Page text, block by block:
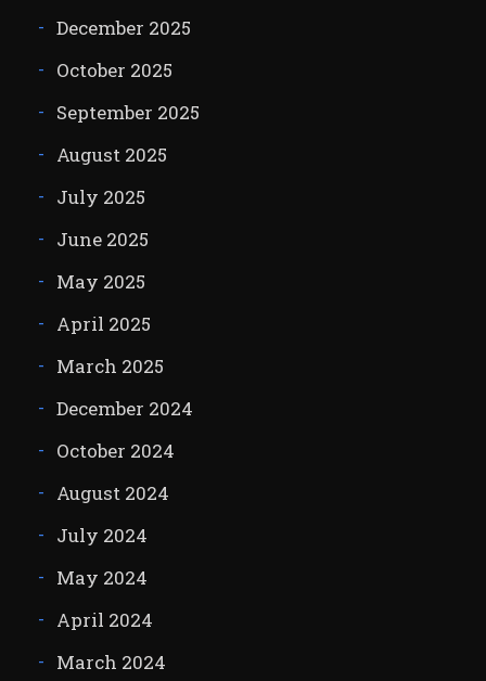
December 2025
October 2025
September 2025
August 2025
July 2025
June 2025
May 2025
April 2025
March 2025
December 2024
October 2024
August 2024
July 2024
May 2024
April 2024
March 2024